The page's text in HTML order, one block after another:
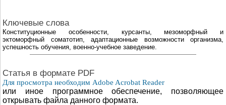
Ключевые слова
Конституционные особенности, курсанты, мезоморфный и
эктоморфный соматотип, адаптационные возможности организма,
успешность обучения, военно-учебное заведение.
Cтатья в формате PDF
Для просмотра необходим Adobe Acrobat Reader
или иное программное обеспечение, позволяющее
открывать файла данного формата.